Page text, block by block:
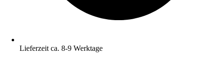
Lieferzeit ca. 8-9 Werktage